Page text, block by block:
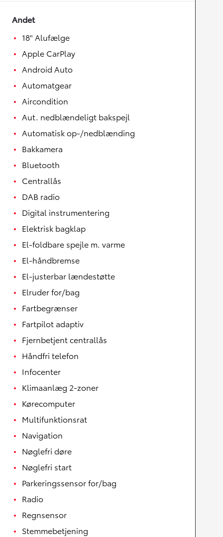
Andet
18" Alufælge
Apple CarPlay
Android Auto
Automatgear
Aircondition
Aut. nedblændeligt bakspejl
Automatisk op-/nedblænding
Bakkamera
Bluetooth
Centrallås
DAB radio
Digital instrumentering
Elektrisk bagklap
El-foldbare spejle m. varme
El-håndbremse
El-justerbar lændestøtte
Elruder for/bag
Fartbegrænser
Fartpilot adaptiv
Fjernbetjent centrallås
Håndfri telefon
Infocenter
Klimaanlæg 2-zoner
Kørecomputer
Multifunktionsrat
Navigation
Nøglefri døre
Nøglefri start
Parkeringssensor for/bag
Radio
Regnsensor
Stemmebetjening